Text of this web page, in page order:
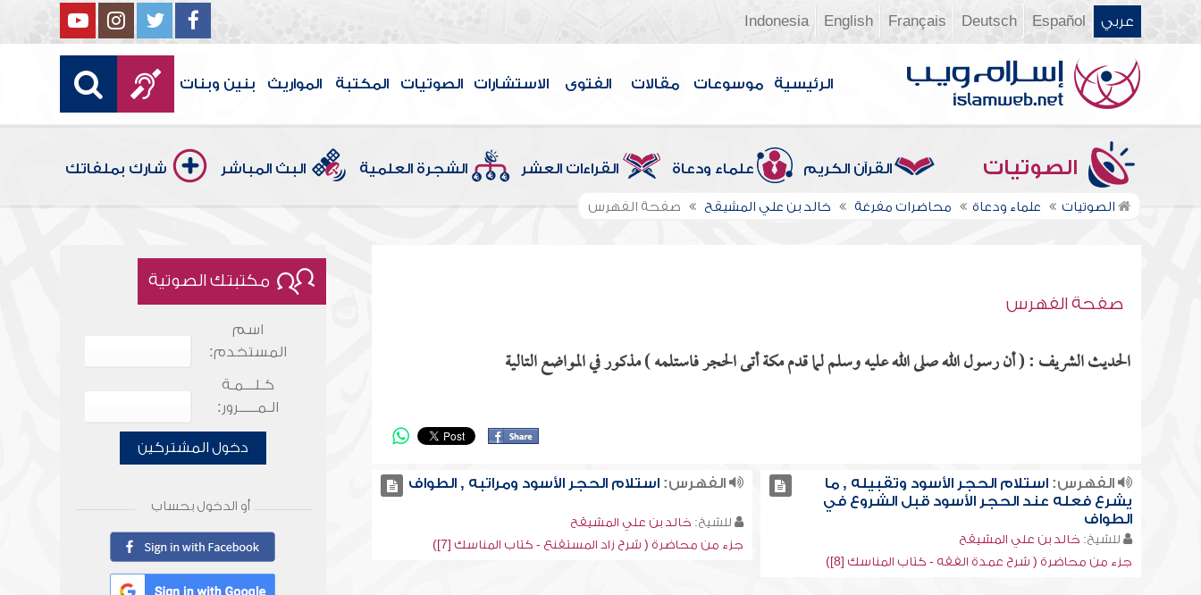
عربي Español
Deutsch
Français
English
Indonesia
الرئيسية موسوعات مقالات الفتوى الاستشارات الصوتيات المكتبة المواريث بنين وبنات
الصوتيات القرآن الكريم علماء ودعاة القراءات العشر الشجرة العلمية البث المباشر شارك بملفاتك
الصوتيات علماء ودعاة محاضرات مفرغة خالد بن علي المشيقح صفحة الفهرس
صفحة الفهرس
الحديث الشريف : ( أن رسول الله صلى الله عليه وسلم لما قدم مكة أتى الحجر فاستلمه ) مذكور في المواضع التالية
الفهرس:استلام الحجر الأسود وتقبيله , ما
يشرع فعله عند الحجر الأسود قبل الشروع في
الطواف
للشيخ: خالد بن علي المشيقح
جزء من محاضرة ( شرح عمدة الفقه - كتاب المناسك [8])
الفهرس: استلام الحجر الأسود ومراتبه , الطواف
للشيخ: خالد بن علي المشيقح
جزء من محاضرة ( شرح زاد المستقنع - كتاب المناسك [7])
مكتبتك الصوتية
اسم
المستخدم:
كـلـــمـة
الـمـــــرور:
دخول المشتركين
أو الدخول بحساب